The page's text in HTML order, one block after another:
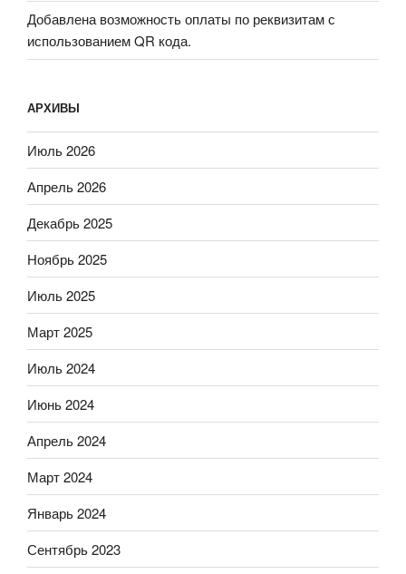
Добавлена возможность оплаты по реквизитам с
использованием QR кода.
АРХИВЫ
Июль 2026
Апрель 2026
Декабрь 2025
Ноябрь 2025
Июль 2025
Март 2025
Июль 2024
Июнь 2024
Апрель 2024
Март 2024
Январь 2024
Сентябрь 2023